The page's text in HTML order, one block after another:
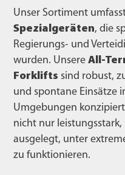
Unser Sortiment
Spezialgeräten, die
Regierungs- und
wurden. Unsere All-
Forklifts sind robust,
und spontane Einsätze
Umgebungen
nicht nur
ausgelegt, unter
zu funktionieren.